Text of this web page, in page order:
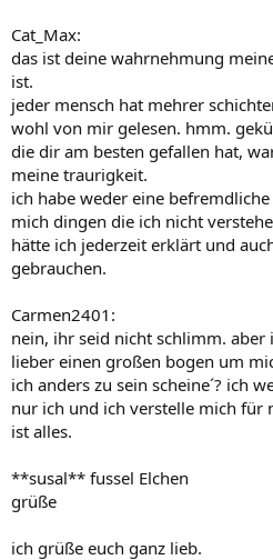
Cat_Max:
das ist deine wahrnehmung
ist.
jeder mensch hat mehrer
wohl von mir gelesen. hmm.
die dir am besten gefallen hat,
meine traurigkeit.
ich habe weder eine
mich dingen die ich nicht
hätte ich jederzeit erklärt und
gebrauchen.
Carmen2401:
nein, ihr seid nicht schlimm. aber
lieber einen großen bogen um
ich anders zu sein scheine´? ich
nur ich und ich verstelle mich für
ist alles.
**susal** fussel Elchen
grüße
ich grüße euch ganz lieb.